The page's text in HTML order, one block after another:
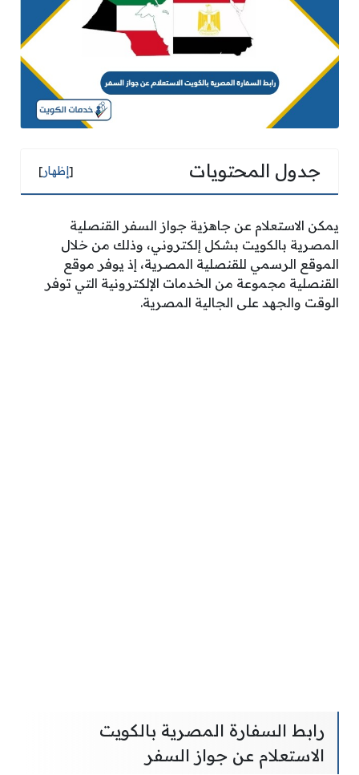
جدول المحتويات [إظهار]
يمكن الاستعلام عن جاهزية جواز السفر القنصلية
المصرية بالكويت بشكل إلكتروني، وذلك من خلال
الموقع الرسمي للقنصلية المصرية، إذ يوفر موقع
القنصلية مجموعة من الخدمات الإلكترونية التي توفر
الوقت والجهد على الجالية المصرية.
رابط السفارة المصرية بالكويت
الاستعلام عن جواز السفر